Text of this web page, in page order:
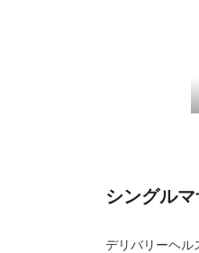
シングル
デリバリーヘ